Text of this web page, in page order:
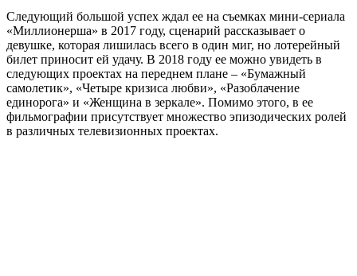
Следующий большой успех ждал ее на съемках мини-сериала
«Миллионерша» в 2017 году, сценарий рассказывает о
девушке, которая лишилась всего в один миг, но лотерейный
билет приносит ей удачу. В 2018 году ее можно увидеть в
следующих проектах на переднем плане – «Бумажный
самолетик», «Четыре кризиса любви», «Разоблачение
единорога» и «Женщина в зеркале». Помимо этого, в ее
фильмографии присутствует множество эпизодических ролей
в различных телевизионных проектах.